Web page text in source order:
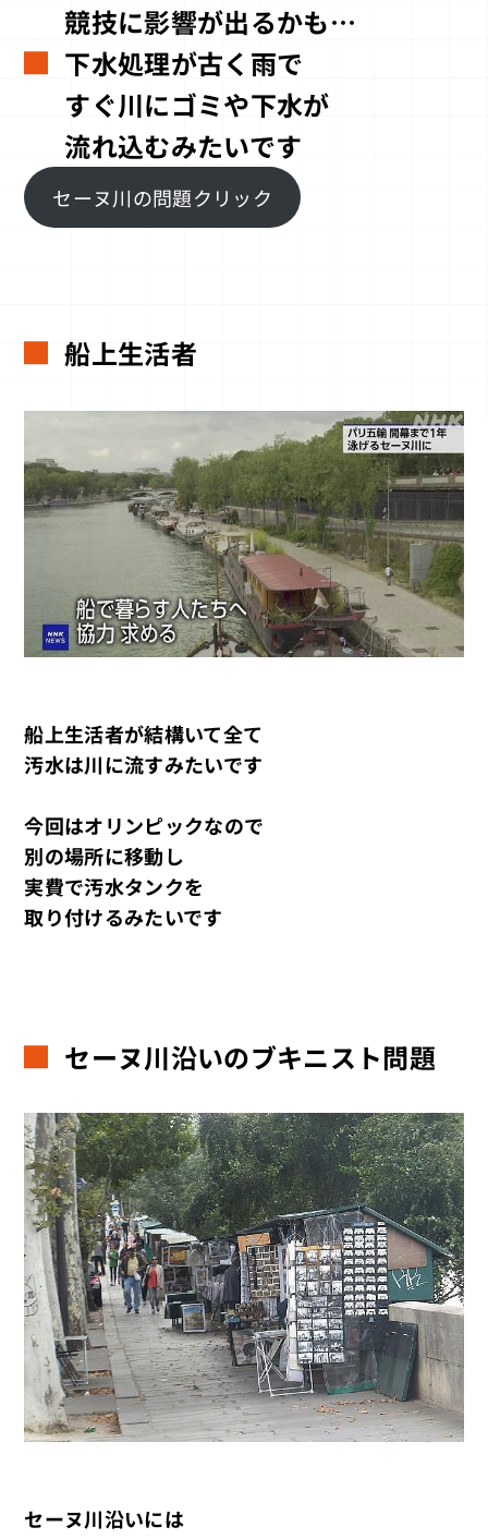
競技に影響が出るかも…
下水処理が古く雨で
すぐ川にゴミや下水が
流れ込むみたいです
セーヌ川の問題クリック
船上生活者
船上生活者が結構いて全て
汚水は川に流すみたいです
今回はオリンピックなので
別の場所に移動し
実費で汚水タンクを
取り付けるみたいです
セーヌ川沿いのブキニスト問題
セーヌ川沿いには